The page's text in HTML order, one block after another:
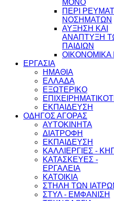
ΜΟΝΟ
ΠΕΡΙ
ΝΟΣΗΜΑΤΩΝ
ΑΥΞΗΣΗ ΚΑΙ
ΑΝΑΠΤΥΞΗ
ΠΑΙΔΙΩΝ
ΟΙΚΟΝΟΜΙΚΑ
ΕΡΓΑΣΙΑ
ΗΜΑΘΙΑ
ΕΛΛΑΔΑ
ΕΞΩΤΕΡΙΚΟ
ΕΚΠΑΙΔΕΥΣΗ
ΟΔΗΓΟΣ ΑΓΟΡΑΣ
ΑΥΤΟΚΙΝΗΤΑ
ΔΙΑΤΡΟΦΗ
ΕΚΠΑΙΔΕΥΣΗ
ΚΑΛΛΙΕΡΓΙΕΣ -
ΚΑΤΑΣΚΕΥΕΣ -
ΕΡΓΑΛΕΙΑ
ΚΑΤΟΙΚΙΑ
ΣΤΗΛΗ ΤΩΝ
ΣΤΥΛ - ΕΜΦΑΝΙΣΗ